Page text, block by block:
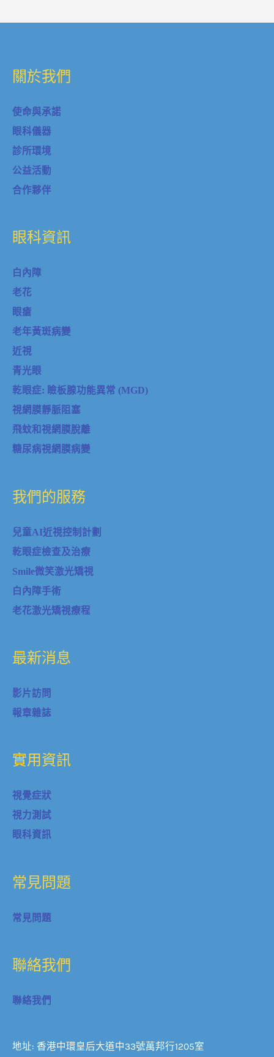
關於我們
使命與承諾
眼科儀器
診所環境
公益活動
合作夥伴
眼科資訊
白內障
老花
眼瘡
老年黃斑病變
近視
青光眼
乾眼症: 瞼板腺功能異常 (MGD)
視網膜靜脈阻塞
飛蚊和視網膜脫離
糖尿病視網膜病變
我們的服務
兒童AI近視控制計劃
乾眼症檢查及治療
Smile微笑激光矯視
白內障手術
老花激光矯視療程
最新消息
影片訪問
報章雜誌
實用資訊
視覺症狀
視力測試
眼科資訊
常見問題
常見問題
聯絡我們
聯絡我們
地址: 香港中環皇后大道中33號萬邦行1205室